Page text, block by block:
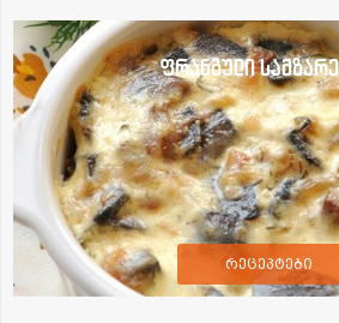
ფრანგული
რეცეპტები